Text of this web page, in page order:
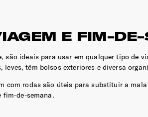
E FIM-
são ideais para usar em qualquer tipo de
têm bolsos exteriores e diversa
com rodas são úteis para substituir a
fim-de-semana.